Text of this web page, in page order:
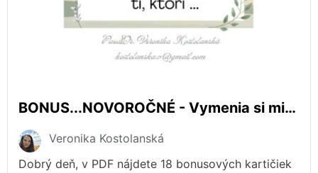
BONUS...NOVOROČNÉ - Vymenia si miesto tí, ktorí...
Veronika Kostolanská
Dobrý deň, v PDF nájdete 18 bonusových kartičiek